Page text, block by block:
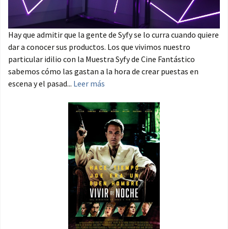
Hay que admitir que la gente de Syfy se lo curra cuando quiere
dar a conocer sus productos. Los que vivimos nuestro
particular idilio con la Muestra Syfy de Cine Fantástico
sabemos cómo las gastan a la hora de crear puestas en
escena y el pasad... Leer más